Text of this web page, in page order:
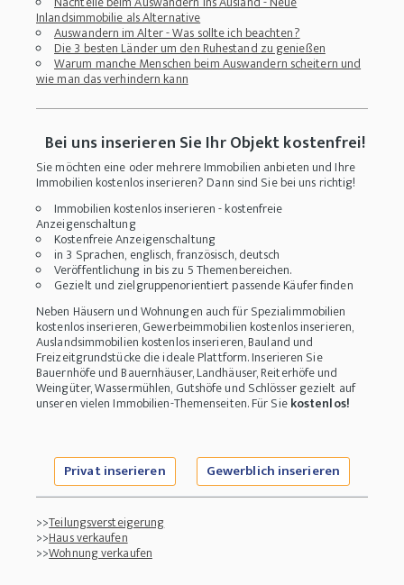
Inlandsimmobilie als Alternative
Auswandern im Alter - Was sollte ich beachten?
Die 3 besten Länder um den Ruhestand zu genießen
Warum manche Menschen beim Auswandern scheitern und
wie man das verhindern kann
Bei uns inserieren Sie Ihr Objekt kostenfrei!
Sie möchten eine oder mehrere Immobilien anbieten und Ihre
Immobilien kostenlos inserieren? Dann sind Sie bei uns richtig!
Immobilien kostenlos inserieren - kostenfreie
Anzeigenschaltung
Kostenfreie Anzeigenschaltung
in 3 Sprachen, englisch, französisch, deutsch
Veröffentlichung in bis zu 5 Themenbereichen.
Gezielt und zielgruppenorientiert passende Käufer finden
Neben Häusern und Wohnungen auch für Spezialimmobilien
kostenlos inserieren, Gewerbeimmobilien kostenlos inserieren,
Auslandsimmobilien kostenlos inserieren, Bauland und
Freizeitgrundstücke die ideale Plattform. Inserieren Sie
Bauernhöfe und Bauernhäuser, Landhäuser, Reiterhöfe und
Weingüter, Wassermühlen, Gutshöfe und Schlösser gezielt auf
unseren vielen Immobilien-Themenseiten. Für Siekostenlos!
Privat inserieren Gewerblich inserieren
>>Teilungsversteigerung
>>Haus verkaufen
>>Wohnung verkaufen